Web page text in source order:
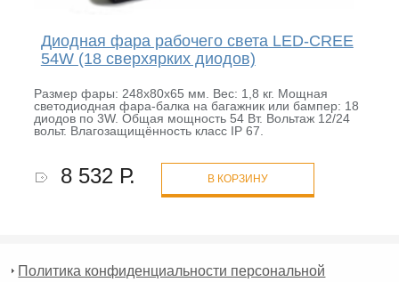
Диодная фара рабочего света LED-CREE
54W (18 сверхярких диодов)
Размер фары: 248х80х65 мм. Вес: 1,8 кг. Мощная
светодиодная фара-балка на багажник или бампер: 18
диодов по 3W. Общая мощность 54 Вт. Вольтаж 12/24
вольт. Влагозащищённость класс IP 67.
8 532 Р. В КОРЗИНУ
Политика конфиденциальности персональной